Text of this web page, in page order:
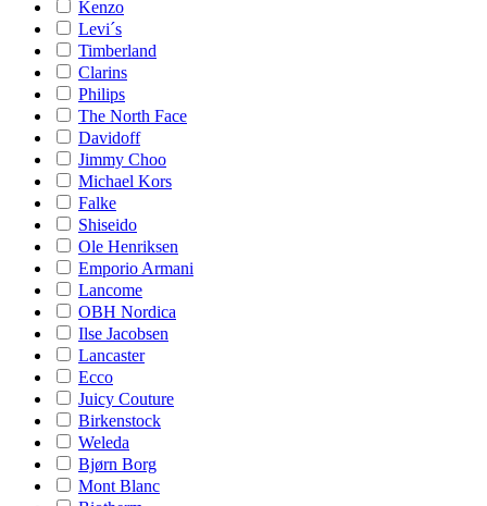
Kenzo
Levi´s
Timberland
Clarins
Philips
The North Face
Davidoff
Jimmy Choo
Michael Kors
Falke
Shiseido
Ole Henriksen
Emporio Armani
Lancome
OBH Nordica
Ilse Jacobsen
Lancaster
Ecco
Juicy Couture
Birkenstock
Weleda
Bjørn Borg
Mont Blanc